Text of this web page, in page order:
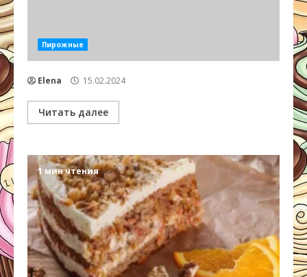
Пирожные
Elena 15.02.2024
Читать далее
1 мин чтения